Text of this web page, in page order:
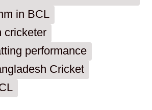
in BCL
cricketer
performance
Cricket